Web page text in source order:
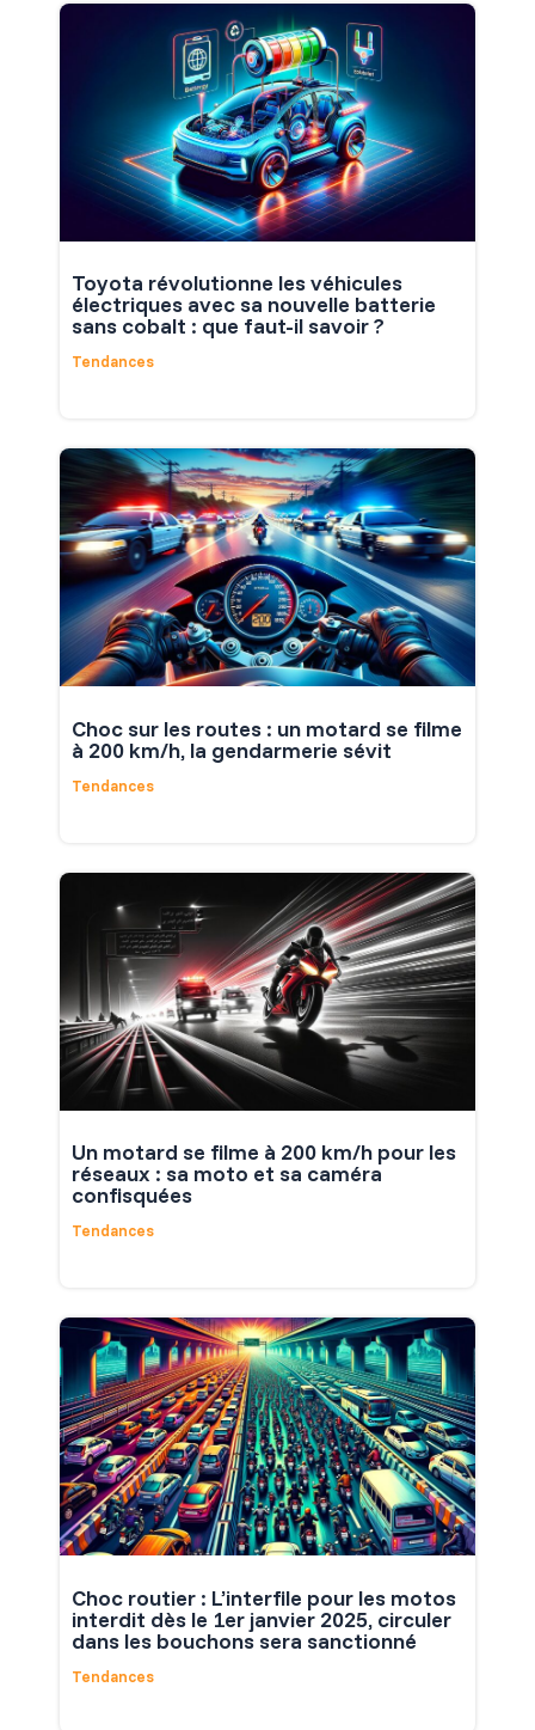
Toyota révolutionne les véhicules
électriques avec sa nouvelle batterie
sans cobalt : que faut-il savoir ?
Tendances
Choc sur les routes : un motard se filme
à 200 km/h, la gendarmerie sévit
Tendances
Un motard se filme à 200 km/h pour les
réseaux : sa moto et sa caméra
confisquées
Tendances
Choc routier : L’interfile pour les motos
interdit dès le 1er janvier 2025, circuler
dans les bouchons sera sanctionné
Tendances